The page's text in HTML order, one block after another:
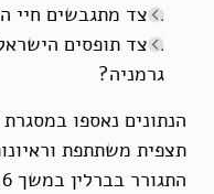
כיצד מתגבשים חיי
כיצד תופסים
גרמניה?
הנתונים נאספו
תצפית משתתפת